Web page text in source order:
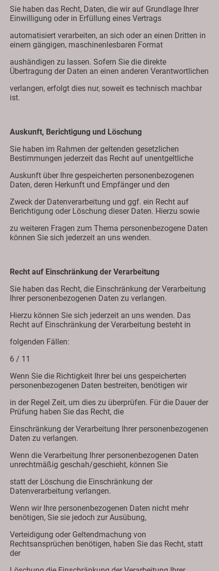
Sie haben das Recht, Daten, die wir auf Grundlage Ihrer
Einwilligung oder in Erfüllung eines Vertrags
automatisiert verarbeiten, an sich oder an einen Dritten in
einem gängigen, maschinenlesbaren Format
aushändigen zu lassen. Sofern Sie die direkte
Übertragung der Daten an einen anderen Verantwortlichen
verlangen, erfolgt dies nur, soweit es technisch machbar
ist.
Auskunft, Berichtigung und Löschung
Sie haben im Rahmen der geltenden gesetzlichen
Bestimmungen jederzeit das Recht auf unentgeltliche
Auskunft über Ihre gespeicherten personenbezogenen
Daten, deren Herkunft und Empfänger und den
Zweck der Datenverarbeitung und ggf. ein Recht auf
Berichtigung oder Löschung dieser Daten. Hierzu sowie
zu weiteren Fragen zum Thema personenbezogene Daten
können Sie sich jederzeit an uns wenden.
Recht auf Einschränkung der Verarbeitung
Sie haben das Recht, die Einschränkung der Verarbeitung
Ihrer personenbezogenen Daten zu verlangen.
Hierzu können Sie sich jederzeit an uns wenden. Das
Recht auf Einschränkung der Verarbeitung besteht in
folgenden Fällen:
6 / 11
Wenn Sie die Richtigkeit Ihrer bei uns gespeicherten
personenbezogenen Daten bestreiten, benötigen wir
in der Regel Zeit, um dies zu überprüfen. Für die Dauer der
Prüfung haben Sie das Recht, die
Einschränkung der Verarbeitung Ihrer personenbezogenen
Daten zu verlangen.
Wenn die Verarbeitung Ihrer personenbezogenen Daten
unrechtmäßig geschah/geschieht, können Sie
statt der Löschung die Einschränkung der
Datenverarbeitung verlangen.
Wenn wir Ihre personenbezogenen Daten nicht mehr
benötigen, Sie sie jedoch zur Ausübung,
Verteidigung oder Geltendmachung von
Rechtsansprüchen benötigen, haben Sie das Recht, statt
der